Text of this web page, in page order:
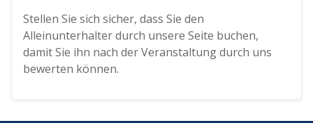
Stellen Sie sich sicher, dass Sie den
Alleinunterhalter durch unsere Seite buchen,
damit Sie ihn nach der Veranstaltung durch uns
bewerten können.